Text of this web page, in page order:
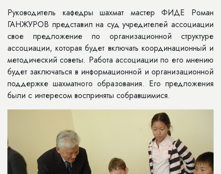
Руководитель кафедры шахмат мастер ФИДЕ Роман
ГАНЖУРОВ представил на суд учредителей ассоциации
свое предложение по организационной структуре
ассоциации, которая будет включать координационный и
методический советы. Работа ассоциации по его мнению
будет заключаться в информационной и организационной
поддержке шахматного образования. Его предложения
были с интересом восприняты собравшимися.